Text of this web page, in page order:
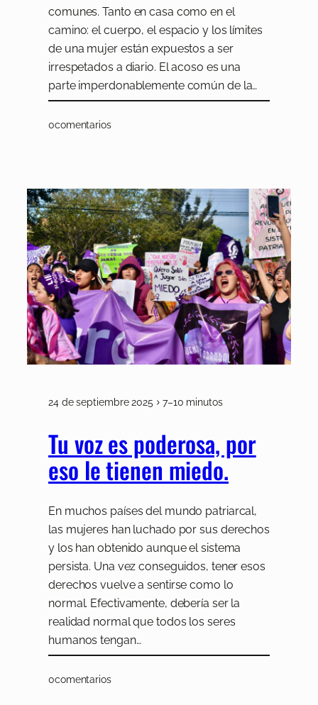
comunes. Tanto en casa como en el
camino: el cuerpo, el espacio y los límites
de una mujer están expuestos a ser
irrespetados a diario. El acoso es una
parte imperdonablemente común de la…
0comentarios
24 de septiembre 2025 7–10 minutos
Tu voz es poderosa, por
eso le tienen miedo.
En muchos países del mundo patriarcal,
las mujeres han luchado por sus derechos
y los han obtenido aunque el sistema
persista. Una vez conseguidos, tener esos
derechos vuelve a sentirse como lo
normal. Efectivamente, debería ser la
realidad normal que todos los seres
humanos tengan…
0comentarios